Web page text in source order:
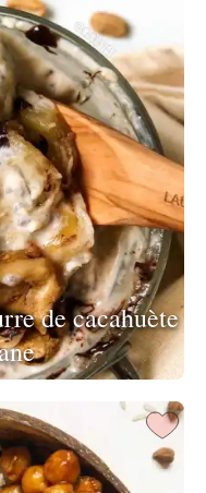
de cacahuète